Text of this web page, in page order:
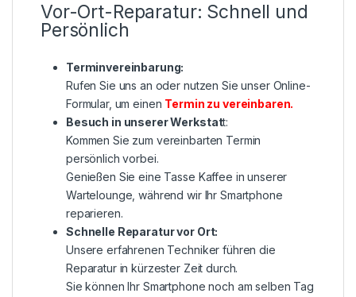
Vor-Ort-Reparatur: Schnell und
Persönlich
Terminvereinbarung:
Rufen Sie uns an oder nutzen Sie unser Online-
Formular, um einen Termin zu vereinbaren.
Besuch in unserer Werkstatt:
Kommen Sie zum vereinbarten Termin
persönlich vorbei.
Genießen Sie eine Tasse Kaffee in unserer
Wartelounge, während wir Ihr Smartphone
reparieren.
Schnelle Reparatur vor Ort:
Unsere erfahrenen Techniker führen die
Reparatur in kürzester Zeit durch.
Sie können Ihr Smartphone noch am selben Tag